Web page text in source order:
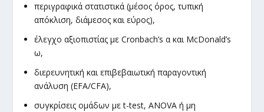
περιγραφικά στατιστικά (μέσος όρος, τυπική
απόκλιση, διάμεσος και εύρος),
έλεγχο αξιοπιστίας με Cronbach’s α και McDonald’s
ω,
διερευνητική και επιβεβαιωτική παραγοντική
ανάλυση (EFA/CFA),
συγκρίσεις ομάδων με t-test, ANOVA ή μη